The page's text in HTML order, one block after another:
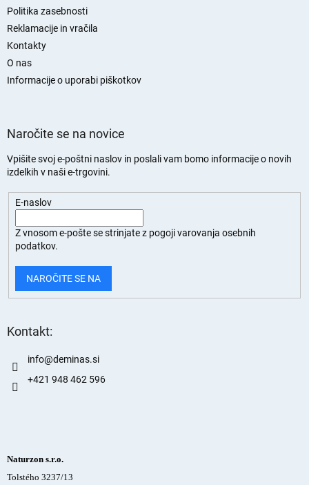
Politika zasebnosti
Reklamacije in vračila
Kontakty
O nas
Informacije o uporabi piškotkov
Naročite se na novice
Vpišite svoj e-poštni naslov in poslali vam bomo informacije o novih
izdelkih v naši e-trgovini.
E-naslov
Z vnosom e-pošte se strinjate z pogoji varovanja osebnih
podatkov.
NAROČITE SE NA
Kontakt:
info@deminas.si
+421 948 462 596
Naturzon s.r.o.
Tolstého 3237/13